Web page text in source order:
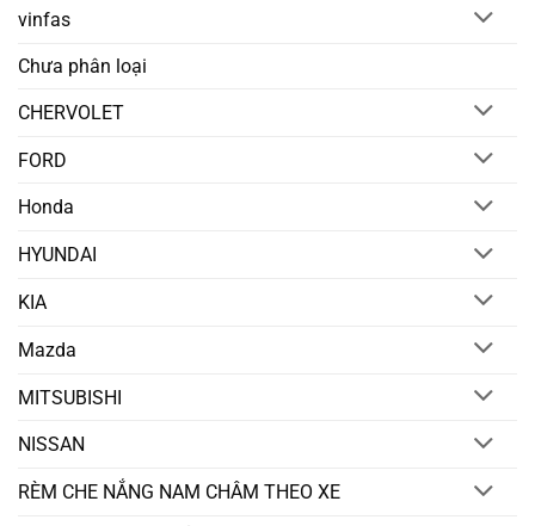
vinfas
Chưa phân loại
CHERVOLET
FORD
Honda
HYUNDAI
KIA
Mazda
MITSUBISHI
NISSAN
RÈM CHE NẮNG NAM CHÂM THEO XE